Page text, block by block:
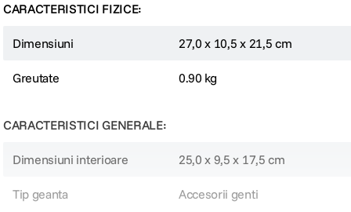
CARACTERISTICI FIZICE:
Dimensiuni 27,0 x 10,5 x 21,5 cm
Greutate 0.90 kg
CARACTERISTICI GENERALE:
Dimensiuni interioare 25,0 x 9,5 x 17,5 cm
Tip geanta Accesorii genti